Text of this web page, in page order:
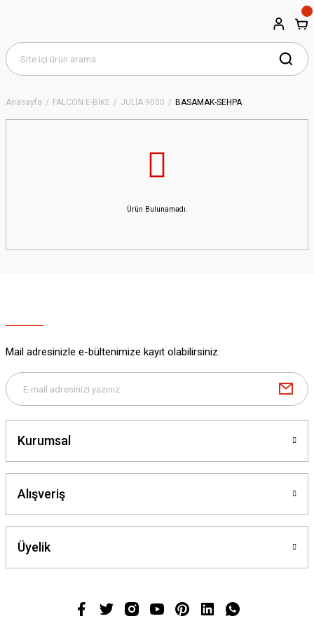
Anasayfa FALCON E-BİKE JULİA 9000 BASAMAK-SEHPA
Ürün Bulunamadı.
Mail adresinizle e-bültenimize kayıt olabilirsiniz.
Kurumsal
Alışveriş
Üyelik